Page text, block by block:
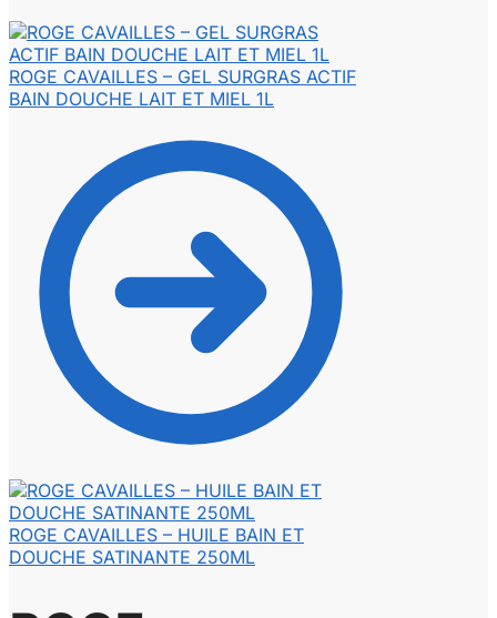
ROGE CAVAILLES – GEL SURGRAS ACTIF
BAIN DOUCHE LAIT ET MIEL 1L
ROGE CAVAILLES – HUILE BAIN ET
DOUCHE SATINANTE 250ML